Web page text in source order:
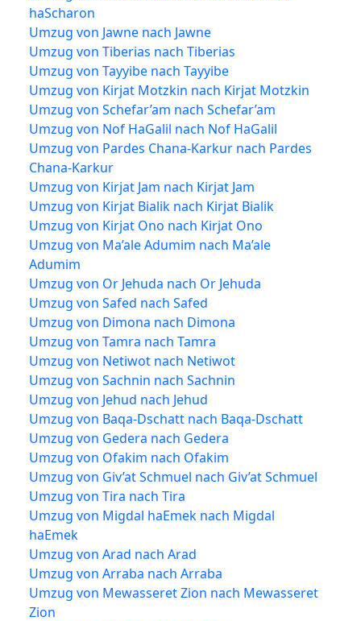
haScharon
Umzug von Jawne nach Jawne
Umzug von Tiberias nach Tiberias
Umzug von Tayyibe nach Tayyibe
Umzug von Kirjat Motzkin nach Kirjat Motzkin
Umzug von Schefar’am nach Schefar’am
Umzug von Nof HaGalil nach Nof HaGalil
Umzug von Pardes Chana-Karkur nach Pardes
Chana-Karkur
Umzug von Kirjat Jam nach Kirjat Jam
Umzug von Kirjat Bialik nach Kirjat Bialik
Umzug von Kirjat Ono nach Kirjat Ono
Umzug von Ma’ale Adumim nach Ma’ale
Adumim
Umzug von Or Jehuda nach Or Jehuda
Umzug von Safed nach Safed
Umzug von Dimona nach Dimona
Umzug von Tamra nach Tamra
Umzug von Netiwot nach Netiwot
Umzug von Sachnin nach Sachnin
Umzug von Jehud nach Jehud
Umzug von Baqa-Dschatt nach Baqa-Dschatt
Umzug von Gedera nach Gedera
Umzug von Ofakim nach Ofakim
Umzug von Giv’at Schmuel nach Giv’at Schmuel
Umzug von Tira nach Tira
Umzug von Migdal haEmek nach Migdal
haEmek
Umzug von Arad nach Arad
Umzug von Arraba nach Arraba
Umzug von Mewasseret Zion nach Mewasseret
Zion